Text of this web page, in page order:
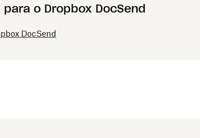
o Dropbox DocSend
DocSend